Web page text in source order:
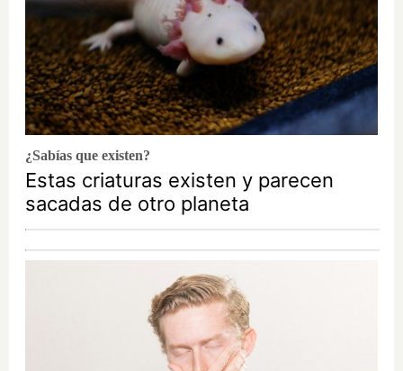
¿Sabías que existen?
Estas criaturas existen y parecen
sacadas de otro planeta